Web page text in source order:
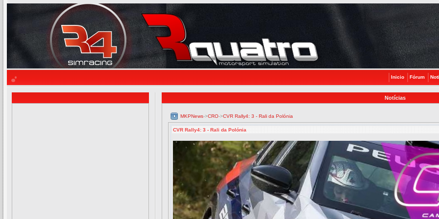
Inicio Fórum
Notícias
MKPNews->CRO->CVR Rally4: 3 - Rali da Polónia
CVR Rally4: 3 - Rali da Polónia